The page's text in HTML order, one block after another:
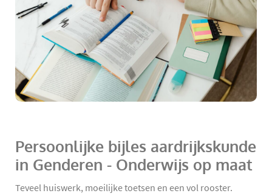
Persoonlijke bijles aardrijkskunde
in Genderen - Onderwijs op maat
Teveel huiswerk, moeilijke toetsen en een vol rooster.